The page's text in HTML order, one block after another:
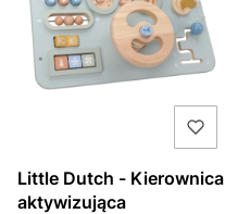
Little Dutch - Kierownica
aktywizująca